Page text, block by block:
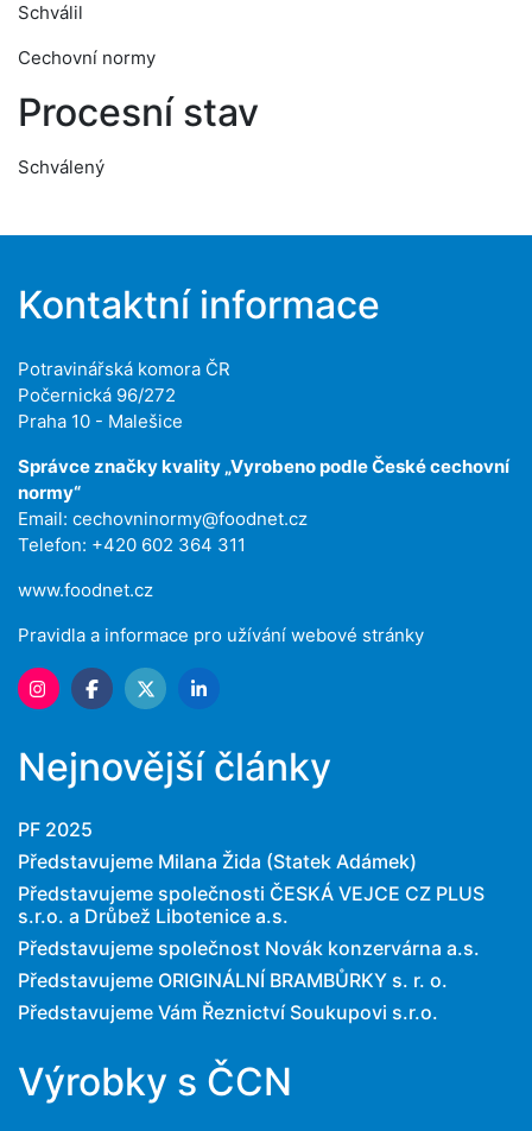
Schválil
Cechovní normy
Procesní stav
Schválený
Kontaktní informace
Potravinářská komora ČR
Počernická 96/272
Praha 10 - Malešice
Správce značky kvality „Vyrobeno podle České cechovní
normy“
Email: cechovninormy@foodnet.cz
Telefon: +420 602 364 311
www.foodnet.cz
Pravidla a informace pro užívání webové stránky
Nejnovější články
PF 2025
Představujeme Milana Žida (Statek Adámek)
Představujeme společnosti ČESKÁ VEJCE CZ PLUS
s.r.o. a Drůbež Libotenice a.s.
Představujeme společnost Novák konzervárna a.s.
Představujeme ORIGINÁLNÍ BRAMBŮRKY s. r. o.
Představujeme Vám Řeznictví Soukupovi s.r.o.
Výrobky s ČCN